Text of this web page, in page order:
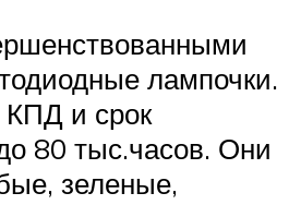
лампочки.
и срок
80 тыс.часов. Они
зеленые,